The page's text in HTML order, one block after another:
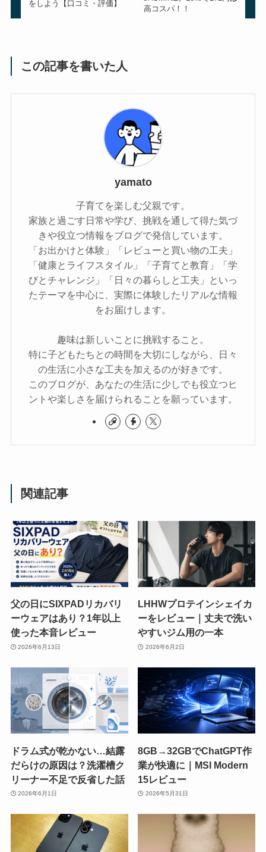
をしよう【口コミ・評価】
高コスパ！！
この記事を書いた人
yamato
子育てを楽しむ父親です。
家族と過ごす日常や学び、挑戦を通して得た気づ
きや役立つ情報をブログで発信しています。
「お出かけと体験」「レビューと買い物の工夫」
「健康とライフスタイル」「子育てと教育」「学
びとチャレンジ」「日々の暮らしと工夫」といっ
たテーマを中心に、実際に体験したリアルな情報
をお届けします。
趣味は新しいことに挑戦すること。
特に子どもたちとの時間を大切にしながら、日々
の生活に小さな工夫を加えるのが好きです。
このブログが、あなたの生活に少しでも役立つヒ
ントや楽しさを届けられることを願っています。
関連記事
父の日にSIXPADリカバリ
ーウェアはあり？1年以上
使った本音レビュー
2026年6月13日
LHHWプロテインシェイカ
ーをレビュー｜丈夫で洗い
やすいジム用の一本
2026年6月2日
ドラム式が乾かない…結露
だらけの原因は？洗濯槽ク
リーナー不足で反省した話
2026年6月1日
8GB→32GBでChatGPT作
業が快適に｜MSI Modern
15レビュー
2026年5月31日